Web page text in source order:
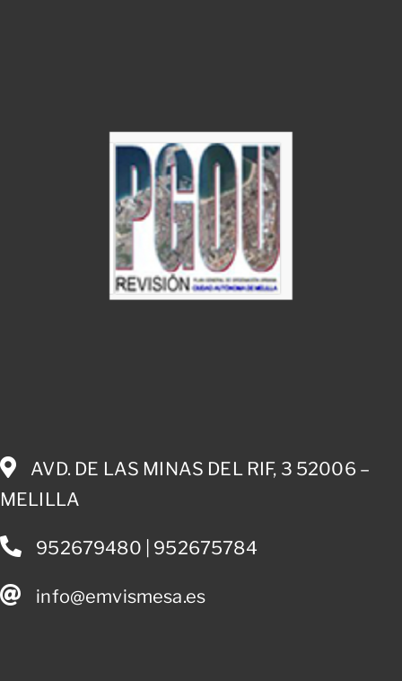
AVD. DE LAS MINAS DEL RIF, 3 52006 –
MELILLA
952679480 | 952675784
info@emvismesa.es